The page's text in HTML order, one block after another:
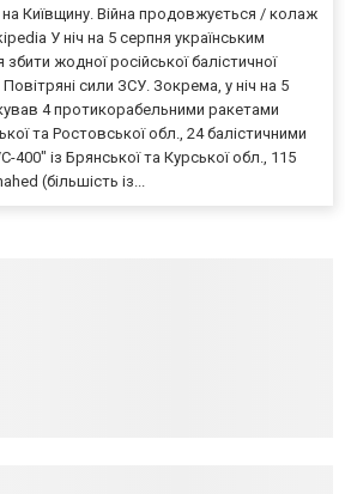
Київщину. Війна продовжується / колаж
У ніч на 5 серпня українським
жодної російської балістичної
сили ЗСУ. Зокрема, у ніч на 5
4 протикорабельними ракетами
та Ростовської обл., 24 балістичними
із Брянської та Курської обл., 115
(більшість із...